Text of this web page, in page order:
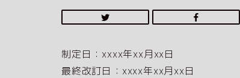
制定日：xxxx年xx月xx日
最終改訂日：xxxx年xx月xx日